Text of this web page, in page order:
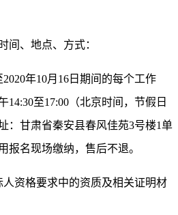
间、地点、方式：
2020年10月16 日期间的每个工作
14:30至17:00（北京时间，节假日
：甘肃省秦安县春风佳苑3号楼1单
报名现场缴纳，售后不退。
资格要求中的资质及相关证明材